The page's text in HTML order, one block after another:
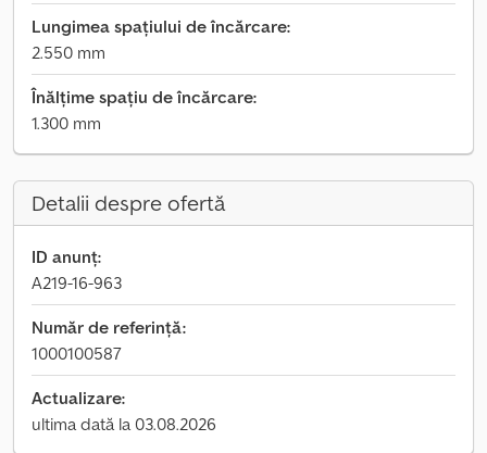
Lungimea spațiului de încărcare:
2.550 mm
Înălțime spațiu de încărcare:
1.300 mm
Detalii despre ofertă
ID anunț:
A219-16-963
Număr de referință:
1000100587
Actualizare:
ultima dată la 03.08.2026